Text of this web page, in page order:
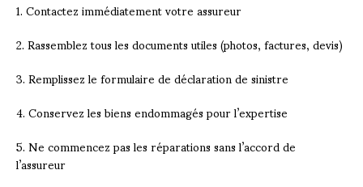
1. Contactez immédiatement votre assureur
2. Rassemblez tous les documents utiles (photos, factures, devis)
3. Remplissez le formulaire de déclaration de sinistre
4. Conservez les biens endommagés pour l’expertise
5. Ne commencez pas les réparations sans l’accord de
l’assureur